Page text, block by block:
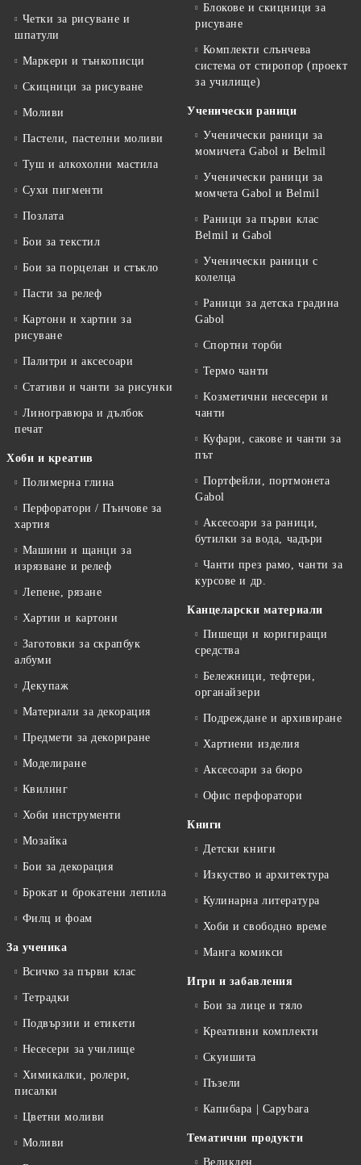
Четки за рисуване и
шпатули
Маркери и тънкописци
Скицници за рисуване
Моливи
Пастели, пастелни моливи
Туш и алкохолни мастила
Сухи пигменти
Позлата
Бои за текстил
Бои за порцелан и стъкло
Пасти за релеф
Картони и хартии за
рисуване
Палитри и аксесоари
Стативи и чанти за рисунки
Линогравюра и дълбок
печат
Хоби и креатив
Полимерна глина
Перфоратори / Пънчове за
хартия
Машини и щанци за
изрязване и релеф
Лепене, рязане
Хартии и картони
Заготовки за скрапбук
албуми
Декупаж
Материали за декорация
Предмети за декориране
Моделиране
Квилинг
Хоби инструменти
Мозайка
Бои за декорация
Брокат и брокатени лепила
Филц и фоам
За ученика
Всичко за първи клас
Тетрадки
Подвързии и етикети
Несесери за училище
Химикалки, ролери,
писалки
Цветни моливи
Моливи
Блокове и скицници за
рисуване
Комплекти слънчева
система от стиропор (проект
за училище)
Ученически раници
Ученически раници за
момичета Gabol и Belmil
Ученически раници за
момчета Gabol и Belmil
Раници за първи клас
Belmil и Gabol
Ученически раници с
колелца
Раници за детска градина
Gabol
Спортни торби
Термо чанти
Kозметични несесери и
чанти
Куфари, сакове и чанти за
път
Портфейли, портмонета
Gabol
Аксесоари за раници,
бутилки за вода, чадъри
Чанти през рамо, чанти за
курсове и др.
Канцеларски материали
Пишещи и коригиращи
средства
Бележници, тефтери,
органайзери
Подреждане и архивиране
Хартиени изделия
Аксесоари за бюро
Офис перфоратори
Книги
Детски книги
Изкуство и архитектура
Кулинарна литература
Хоби и свободно време
Манга комикси
Игри и забавления
Бои за лице и тяло
Креативни комплекти
Скуишита
Пъзели
Капибара | Capybara
Тематични продукти
Великден